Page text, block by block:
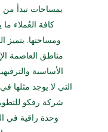
كافة العُملاء
ومساحتها. يتميز
مناطق العاصمة
الأساسية
التي لا يوجد مثلها
شركة رفكو
وحدة راقية في